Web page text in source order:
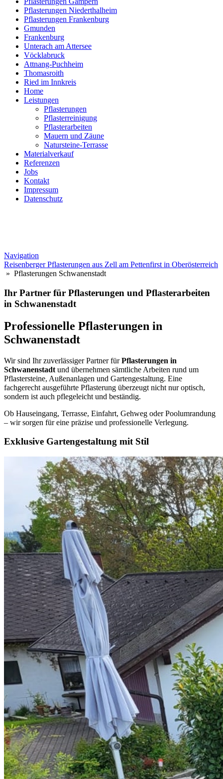
Pflasterungen Niederthalheim
Pflasterungen Frankenburg
Gmunden
Frankenburg
Unterach am Attersee
Vöcklabruck
Attnang-Puchheim
Thomasroith
Ried im Innkreis
Home
Leistungen
Pflasterungen
Pflasterreinigung
Pflasterarbeiten
Mauern und Zäune
Natursteine-Terrasse
Materialverkauf
Referenzen
Jobs
Kontakt
Impressum
Datenschutz
Navigation
Reisenberger Pflasterungen aus Zell am Pettenfirst in Oberösterreich
» Pflasterungen Schwanenstadt
Ihr Partner für Pflasterungen und Pflasterarbeiten
in Schwanenstadt
Professionelle Pflasterungen in
Schwanenstadt
Wir sind Ihr zuverlässiger Partner fürPflasterungen in
Schwanenstadt und übernehmen sämtliche Arbeiten rund um
Pflastersteine, Außenanlagen und Gartengestaltung. Eine
fachgerecht ausgeführte Pflasterung überzeugt nicht nur optisch,
sondern ist auch pflegeleicht und beständig.
Ob Hauseingang, Terrasse, Einfahrt, Gehweg oder Poolumrandung
– wir sorgen für eine präzise und professionelle Verlegung.
Exklusive Gartengestaltung mit Stil